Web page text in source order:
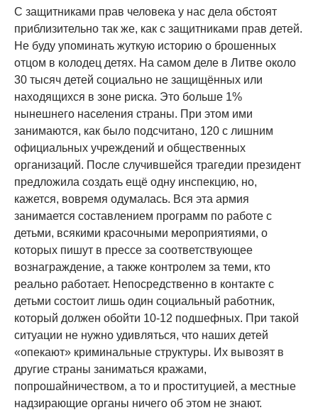
С защитниками прав человека у нас дела обстоят
приблизительно так же, как с защитниками прав детей.
Не буду упоминать жуткую историю о брошенных
отцом в колодец детях. На самом деле в Литве около
30 тысяч детей социально не защищённых или
находящихся в зоне риска. Это больше 1%
нынешнего населения страны. При этом ими
занимаются, как было подсчитано, 120 с лишним
официальных учреждений и общественных
организаций. После случившейся трагедии президент
предложила создать ещё одну инспекцию, но,
кажется, вовремя одумалась. Вся эта армия
занимается составлением программ по работе с
детьми, всякими красочными мероприятиями, о
которых пишут в прессе за соответствующее
вознаграждение, а также контролем за теми, кто
реально работает. Непосредственно в контакте с
детьми состоит лишь один социальный работник,
который должен обойти 10-12 подшефных. При такой
ситуации не нужно удивляться, что наших детей
«опекают» криминальные структуры. Их вывозят в
другие страны заниматься кражами,
попрошайничеством, а то и проституцией, а местные
надзирающие органы ничего об этом не знают.